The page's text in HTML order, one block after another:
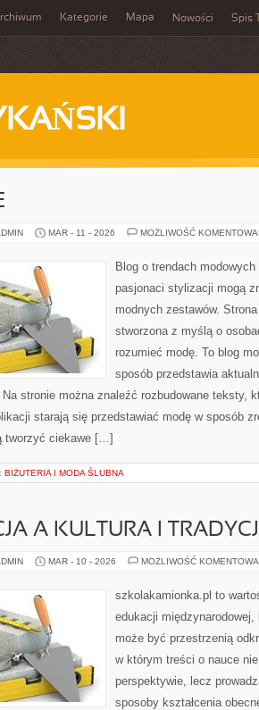
Kategorie Mapa Nowości Spis
MAR - 11 - 2026 MOŻLIWOŚĆ
Blog o trendach
pasjonaci stylizacji mogą
modnych zestawów.
stworzona z myślą o
rozumieć modę. To blog
sposób przedstawia
Na stronie można znaleźć rozbudowane teksty,
starają się przedstawiać modę w sposób
tworzyć ciekawe […]
BIŻUTERIA I MODA ŚLUBNA
A KULTURA I
MAR - 10 - 2026 MOŻLIWOŚĆ
szkolakamionka.pl to
edukacji
może być przestrzenią
w którym treści o nauce
perspektywie, lecz
sposoby kształcenia